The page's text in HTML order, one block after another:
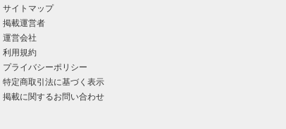
サイトマップ
掲載運営者
運営会社
利用規約
プライバシーポリシー
特定商取引法に基づく表示
掲載に関するお問い合わせ